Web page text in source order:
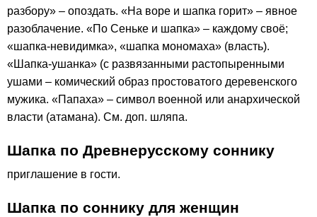
разбору» – опоздать. «На воре и шапка горит» – явное
разоблачение. «По Сеньке и шапка» – каждому своё;
«шапка-невидимка», «шапка мономаха» (власть).
«Шапка-ушанка» (с развязанными растопыренными
ушами – комический образ простоватого деревенского
мужика. «Папаха» – символ военной или анархической
власти (атамана). См. доп. шляпа.
Шапка по Древнерусскому соннику
приглашение в гости.
Шапка по соннику для женщин